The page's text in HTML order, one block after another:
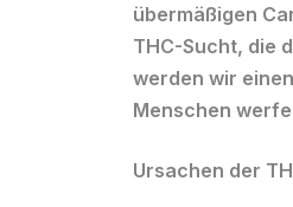
übermäßigen
THC-Sucht, die
werden wir
Menschen
Ursachen der